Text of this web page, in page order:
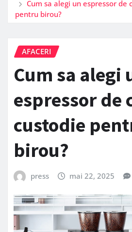
Cum sa alegi un espressor de
pentru birou?
AFACERI
Cum sa alegi
espressor de
custodie
birou?
press mai 22, 2025